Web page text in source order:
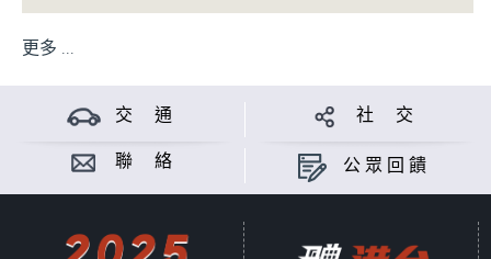
更多 ...
交 通 社 交
聯 絡 公眾回饋